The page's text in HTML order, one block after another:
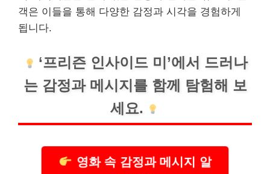
객은 이들을 통해 다양한 감정과 시각을 경험하게
됩니다.
‘프리즌 인사이드 미’에서 드러나
는 감정과 메시지를 함께 탐험해 보
세요.
영화 속 감정과 메시지 알